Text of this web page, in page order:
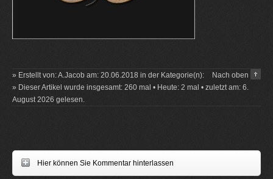
Nach oben
» Erstellt von: A.Jacob am: 20.06.2018 in der Kategorie(n):
» Dieser Artikel wurde insgesamt: 260 mal • Heute: 2 mal • zuletzt am: 6.
August 2026 gelesen.
Hier können Sie Kommentar hinterlassen